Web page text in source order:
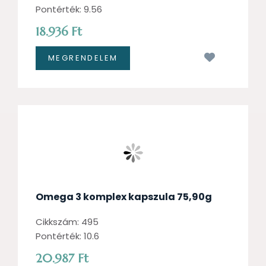
Pontérték: 9.56
18.936 Ft
Omega 3 komplex kapszula 75,90g
Cikkszám: 495
Pontérték: 10.6
20.987 Ft